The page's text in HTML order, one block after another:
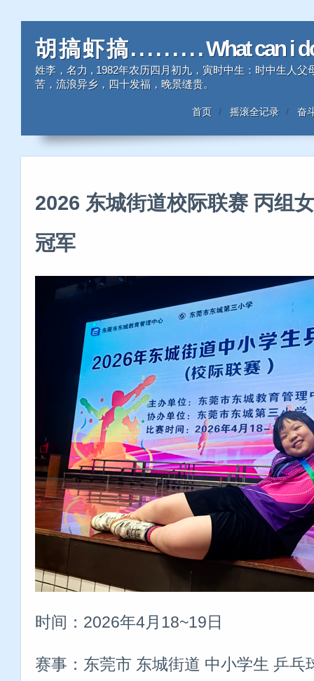
胡 搞 虾 搞 . . . . . . . . . What can i
姓李，名力 , 1982年农历四月初九，寅时中生：时中生人
苦，流浪异乡，四十发福，晚景缝贵。
首页 摇滚全记录 奋
2026 东城街道校际联赛 丙组
冠军
时间：2026年4月18~19日
赛事：东莞市 东城街道 中小学生 乒乓